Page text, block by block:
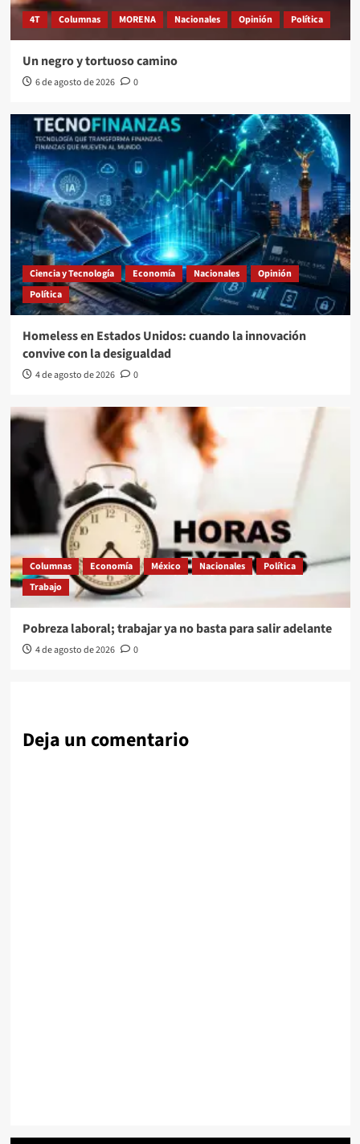
4T Columnas MORENA Nacionales Opinión Política
Un negro y tortuoso camino
6 de agosto de 2026 0
Ciencia y Tecnología Economía Nacionales
Opinión
Política
Homeless en Estados Unidos: cuando la innovación
convive con la desigualdad
4 de agosto de 2026 0
Columnas Economía México Nacionales
Política
Trabajo
Pobreza laboral; trabajar ya no basta para salir adelante
4 de agosto de 2026 0
Deja un comentario